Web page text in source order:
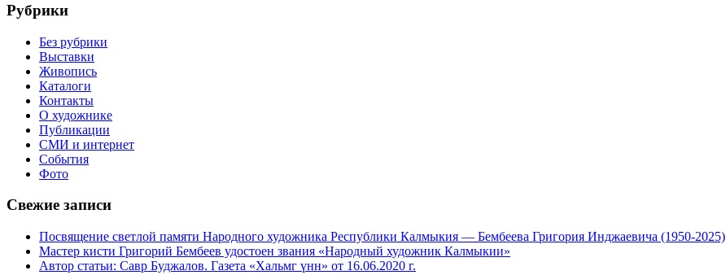
Рубрики
Без рубрики
Выставки
Живопись
Каталоги
Контакты
О художнике
Публикации
СМИ и интернет
События
Фото
Свежие записи
Посвящение светлой памяти Народного художника Республики Калмыкия — Бембеева Григория Инджаевича (1950-2025)
Мастер кисти Григорий Бембеев удостоен звания «Народный художник Калмыкии»
Автор статьи: Савр Буджалов. Газета «Хальмг үнн» от 16.06.2020 г.